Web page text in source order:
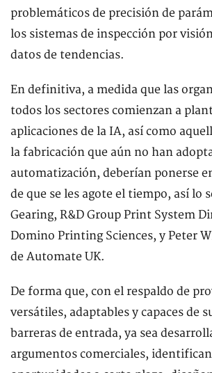
problemáticos de precisión de
los sistemas de inspección por
datos de tendencias.
En definitiva, a medida que las
todos los sectores comienzan a
aplicaciones de la IA, así como
la fabricación que aún no han
automatización, deberían ponerse
de que se les agote el tiempo, así lo
Gearing, R&D Group Print System
Domino Printing Sciences, y Peter
de Automate UK.
De forma que, con el respaldo de
versátiles, adaptables y capaces de
barreras de entrada, ya sea
argumentos comerciales,